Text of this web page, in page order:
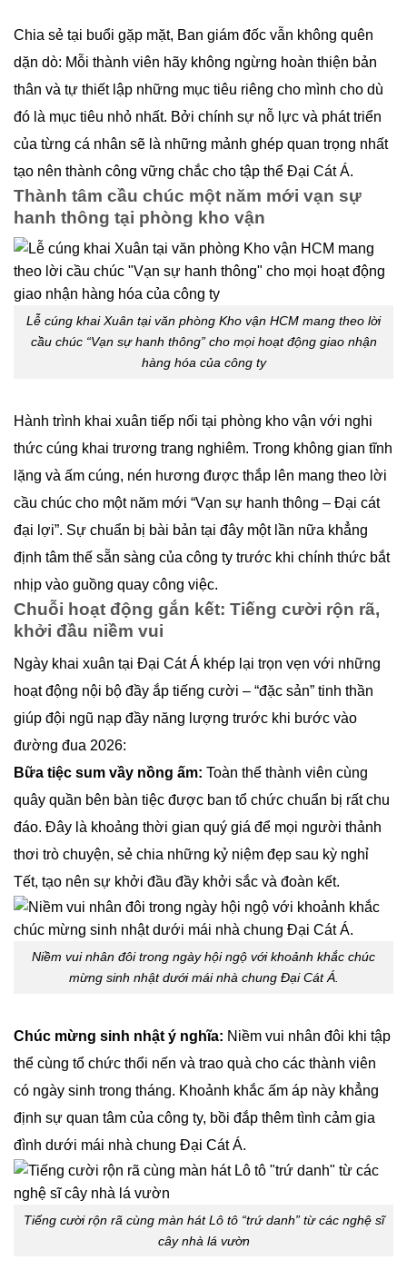
Chia sẻ tại buổi gặp mặt, Ban giám đốc vẫn không quên
dặn dò: Mỗi thành viên hãy không ngừng hoàn thiện bản
thân và tự thiết lập những mục tiêu riêng cho mình cho dù
đó là mục tiêu nhỏ nhất. Bởi chính sự nỗ lực và phát triển
của từng cá nhân sẽ là những mảnh ghép quan trọng nhất
tạo nên thành công vững chắc cho tập thể Đại Cát Á.
Thành tâm cầu chúc một năm mới vạn sự
hanh thông tại phòng kho vận
Lễ cúng khai Xuân tại văn phòng Kho vận HCM mang theo lời
cầu chúc “Vạn sự hanh thông” cho mọi hoạt động giao nhận
hàng hóa của công ty
Hành trình khai xuân tiếp nối tại phòng kho vận với nghi
thức cúng khai trương trang nghiêm. Trong không gian tĩnh
lặng và ấm cúng, nén hương được thắp lên mang theo lời
cầu chúc cho một năm mới “Vạn sự hanh thông – Đại cát
đại lợi”. Sự chuẩn bị bài bản tại đây một lần nữa khẳng
định tâm thế sẵn sàng của công ty trước khi chính thức bắt
nhịp vào guồng quay công việc.
Chuỗi hoạt động gắn kết: Tiếng cười rộn rã,
khởi đầu niềm vui
Ngày khai xuân tại Đại Cát Á khép lại trọn vẹn với những
hoạt động nội bộ đầy ắp tiếng cười – “đặc sản” tinh thần
giúp đội ngũ nạp đầy năng lượng trước khi bước vào
đường đua 2026:
Bữa tiệc sum vầy nồng ấm: Toàn thể thành viên cùng
quây quần bên bàn tiệc được ban tổ chức chuẩn bị rất chu
đáo. Đây là khoảng thời gian quý giá để mọi người thảnh
thơi trò chuyện, sẻ chia những kỷ niệm đẹp sau kỳ nghỉ
Tết, tạo nên sự khởi đầu đầy khởi sắc và đoàn kết.
Niềm vui nhân đôi trong ngày hội ngộ với khoảnh khắc chúc
mừng sinh nhật dưới mái nhà chung Đại Cát Á.
Chúc mừng sinh nhật ý nghĩa: Niềm vui nhân đôi khi tập
thể cùng tổ chức thổi nến và trao quà cho các thành viên
có ngày sinh trong tháng. Khoảnh khắc ấm áp này khẳng
định sự quan tâm của công ty, bồi đắp thêm tình cảm gia
đình dưới mái nhà chung Đại Cát Á.
Tiếng cười rộn rã cùng màn hát Lô tô “trứ danh” từ các nghệ sĩ
cây nhà lá vườn